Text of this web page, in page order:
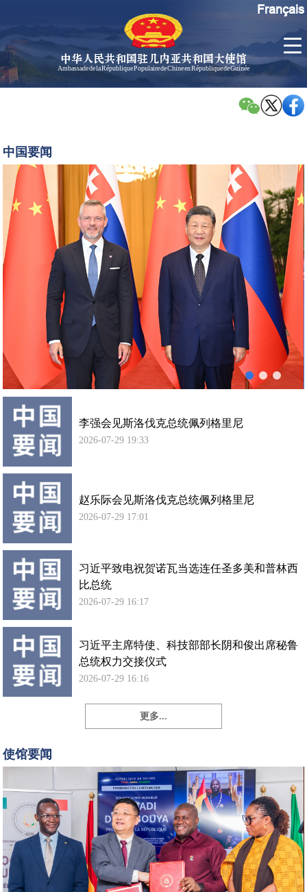
中华人民共和国驻几内亚共和国大使馆
Ambassade de la République Populaire de Chine en République de Guinée
孙勇大
孙勇大
使简历
中国历
任驻几
内亚大
使
息
使馆领
导及部
门负责
联系方
了
解
Français
中国要闻
近
平
同
斯
洛
尼
会
谈
李强会见斯洛伐克总统佩列格里尼
2026-07-29 19:33
赵乐际会见斯洛伐克总统佩列格里尼
2026-07-29 17:01
习近平致电祝贺诺瓦当选连任圣多美和普林西
比总统
2026-07-29 16:17
习近平主席特使、科技部部长阴和俊出席秘鲁
总统权力交接仪式
2026-07-29 16:16
更多...
使馆要闻
勇
大
席
中
国
政